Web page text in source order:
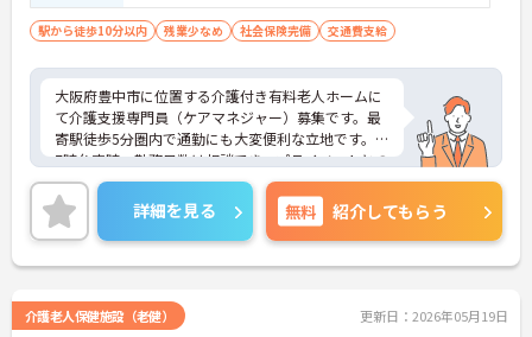
駅から徒歩10分以内 残業少なめ 社会保険完備 交通費支給
大阪府豊中市に位置する介護付き有料老人ホームに
て介護支援専門員（ケアマネジャー）募集です。最
寄駅徒歩5分圏内で通勤にも大変便利な立地です。1
7時台定時、勤務日数は相談でき、プライベートとの
両立もしやすい環境です。
ご興味ある方には、面接対策ポイントなど、さらに
詳細をお話しいたしますのでお気軽にご相談くださ
い！
詳細を見る 無料 紹介してもらう
介護老人保健施設（老健） 更新日：2026年05月19日